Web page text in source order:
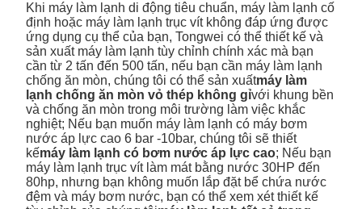
Khi máy làm lạnh di động tiêu chuẩn, máy làm lạnh cố
định hoặc máy làm lạnh trục vít không đáp ứng được
ứng dụng cụ thể của bạn, Tongwei có thể thiết kế và
sản xuất máy làm lạnh tùy chỉnh chính xác mà bạn
cần từ 2 tấn đến 500 tấn, nếu bạn cần máy làm lạnh
chống ăn mòn, chúng tôi có thể sản xuấtmáy làm
lạnh chống ăn mòn vỏ thép không gỉvới khung bền
và chống ăn mòn trong môi trường làm việc khắc
nghiệt; Nếu bạn muốn máy làm lạnh có máy bơm
nước áp lực cao 6 bar -10bar, chúng tôi sẽ thiết
kếmáy làm lạnh có bơm nước áp lực cao; Nếu bạn
máy làm lạnh trục vít làm mát bằng nước 30HP đến
80hp, nhưng bạn không muốn lắp đặt bể chứa nước
đệm và máy bơm nước, bạn có thể xem xét thiết kế